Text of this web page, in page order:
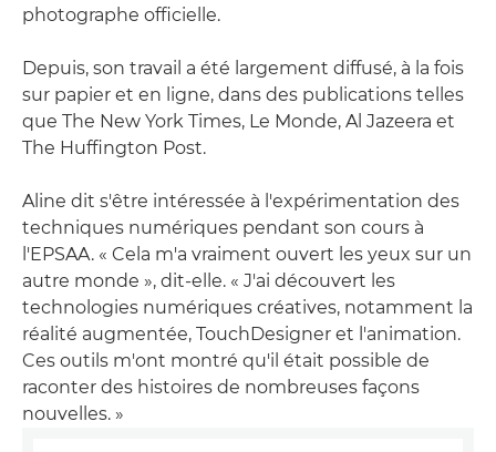
photographe officielle.
Depuis, son travail a été largement diffusé, à la fois
sur papier et en ligne, dans des publications telles
que The New York Times, Le Monde, Al Jazeera et
The Huffington Post.
Aline dit s'être intéressée à l'expérimentation des
techniques numériques pendant son cours à
l'EPSAA. « Cela m'a vraiment ouvert les yeux sur un
autre monde », dit-elle. « J'ai découvert les
technologies numériques créatives, notamment la
réalité augmentée, TouchDesigner et l'animation.
Ces outils m'ont montré qu'il était possible de
raconter des histoires de nombreuses façons
nouvelles. »